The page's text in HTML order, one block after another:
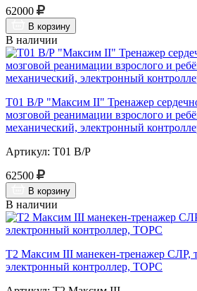
62000
В корзину
В наличии
Т01 В/Р "Максим II" Тренажер
мозговой реанимации взрослого и
механический, электронный
Артикул: Т01 В/Р
62500
В корзину
В наличии
Т2 Максим III манекен-тренажер СЛР,
электронный контроллер, ТОРС